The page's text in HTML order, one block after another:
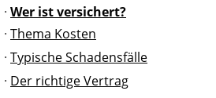
· Wer ist versichert?
· Thema Kosten
· Typische Schadensfälle
· Der richtige Vertrag